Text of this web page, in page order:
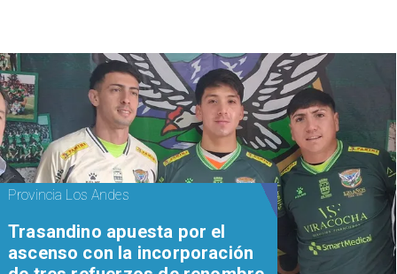
Provincia Los Andes
Trasandino apuesta por el
ascenso con la incorporación